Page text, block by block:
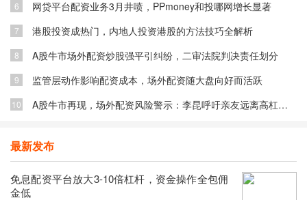
6 网贷平台配资业务3月井喷，PPmoney和投哪网增长显著
7 港股投资成热门，内地人投资港股的方法技巧全解析
8 A股牛市场外配资炒股强平引纠纷，二审法院判决责任划分
9 监管层动作影响配资成本，场外配资随大盘向好而活跃
10 A股牛市再现，场外配资风险警示：李昆呼吁亲友远离高杠杆陷阱
最新发布
免息配资平台放大3-10倍杠杆，资金操作全包佣
金低